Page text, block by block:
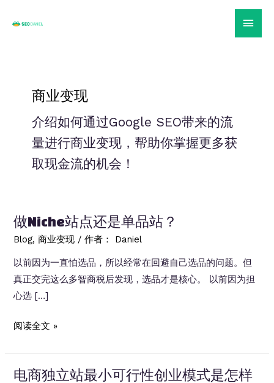
主
商业变现
介绍如何通过Google SEO带来的流
量进行商业变现，帮助你掌握更多获
取现金流的机会！
做Niche站点还是单品站？
Blog,商业变现 / 作者： Daniel
以前因为一直怕选品，所以经常在回避自己选品的问题。但
真正交完这么多智商税后发现，选品才是核心。 以前因为担
心选 […]
做
点
阅读全文 »
电商独立站最小可行性创业模式是怎样